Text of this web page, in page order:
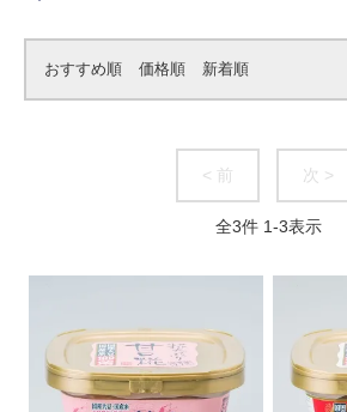
おすすめ順 価格順 新着順
< 前 次 >
全3件 1-3表示